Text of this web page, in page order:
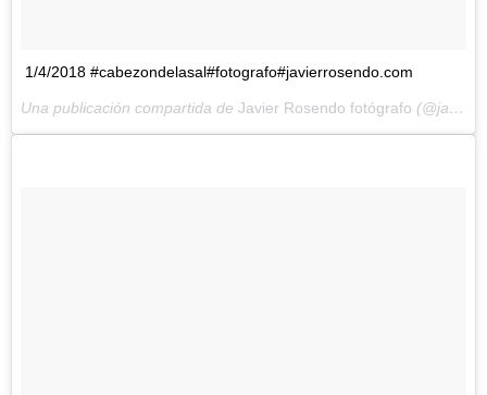
1/4/2018 #cabezondelasal#fotografo#javierrosendo.com
Una publicación compartida de Javier Rosendo fotógrafo (@javier_rosendo_fotografo) el